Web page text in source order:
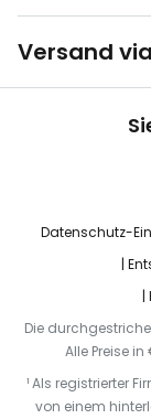
Versand via
Datenschutz-
Die
Alle Preise in
¹ Als registrierter
von einem